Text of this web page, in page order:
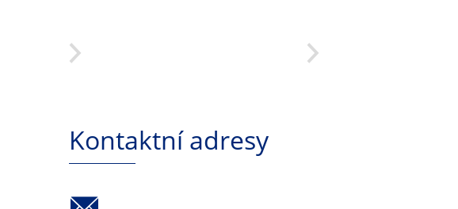
Kontaktní adresy